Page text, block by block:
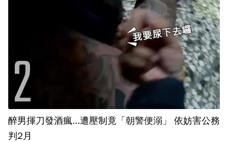
醉男揮刀發酒瘋...遭壓制竟「朝警便溺」 依妨害公務
判2月